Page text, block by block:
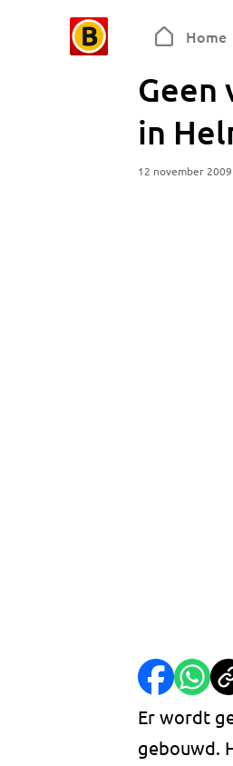
Home
Geen
in
12 november
Er wordt
gebouwd.